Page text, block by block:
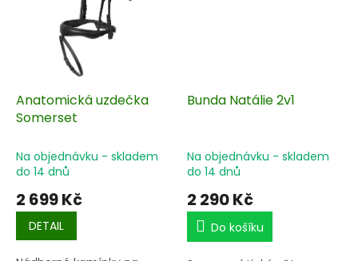
Anatomická uzdečka
Somerset
Na objednávku - skladem
do 14 dnů
2 699 Kč
DETAIL
Bunda Natálie 2v1
Na objednávku - skladem
do 14 dnů
2 290 Kč
Do košíku